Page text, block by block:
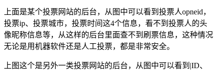
上面是某个投票网站的后台，从图中可以看到投票人opneid，
投票ip、投票城市，投票时间这4个信息，看不到投票人的头
像昵称信息等，从这样的后台里面查不到刷票信息，这种情况
无论是用机器软件还是人工投票，都是非常安全。
上图这个是另外一类投票网站的后台，从图中可以看到|ID、